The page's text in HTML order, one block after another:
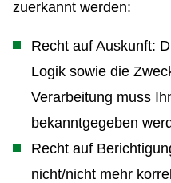
zuerkannt werden:
Recht auf Auskunft:
Logik sowie die
Verarbeitung muss
bekanntgegeben
Recht auf
nicht/nicht mehr